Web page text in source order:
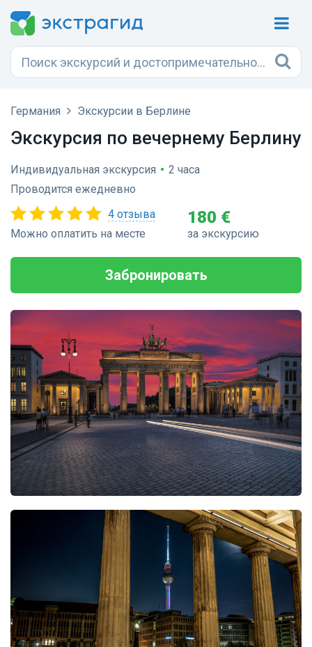
Германия Экскурсии в Берлине
Экскурсия по вечернему Берлину
Индивидуальная экскурсия • 2 часа
Проводится ежедневно
4 отзыва
Можно оплатить на месте
180 €
за экскурсию
Забронировать